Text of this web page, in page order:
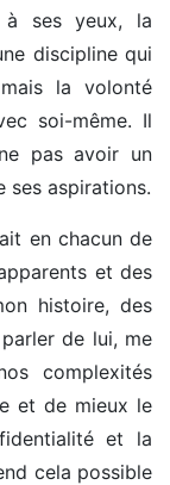
à ses yeux, la
discipline qui
la volonté
soi-même. Il
pas avoir un
ses aspirations.
en chacun de
et des
histoire, des
de lui, me
complexités
et de mieux le
et la
cela possible